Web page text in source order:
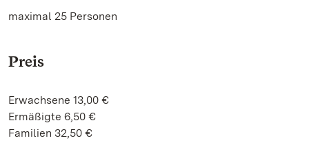
maximal 25 Personen
Preis
Erwachsene 13,00 €
Ermäßigte 6,50 €
Familien 32,50 €